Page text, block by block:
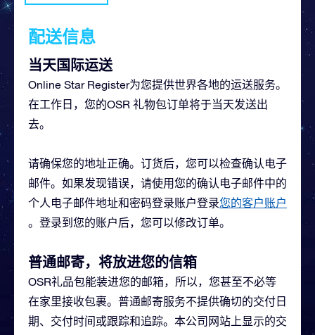
配送信息
当天国际运送
Online Star Register为您提供世界各地的运送服务。
在工作日，您的OSR 礼物包订单将于当天发送出
去。
请确保您的地址正确。订货后，您可以检查确认电子
邮件。如果发现错误，请使用您的确认电子邮件中的
个人电子邮件地址和密码登录账户登录您的客户账户
。登录到您的账户后，您可以修改订单。
普通邮寄，将放进您的信箱
OSR礼品包能装进您的邮箱，所以，您甚至不必等
在家里接收包裹。普通邮寄服务不提供确切的交付日
期、交付时间或跟踪和追踪。本公司网站上显示的交